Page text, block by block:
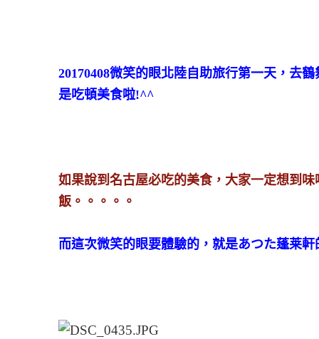
20170408微笑的眼北陸自助旅行第一天，去
是吃頓美食啦!^^
如果說到名古屋必吃的美食，大家一定想到
飯。。。。。
而這次微笑的眼要體驗的，就是あつた蓬莱